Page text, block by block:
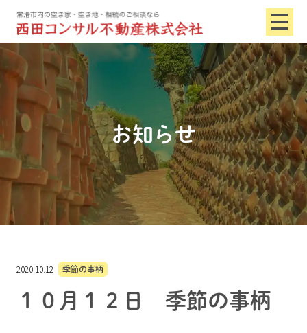
お知らせ
2020.10.12 季節の事柄
１０月１２日 季節の事柄